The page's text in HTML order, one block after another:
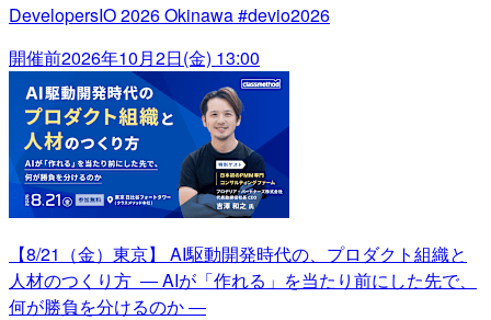
DevelopersIO 2026 Okinawa #devio2026
開催前2026年10月2日(金) 13:00
【8/21（金）東京】 AI駆動開発時代の、プロダクト組織と
人材のつくり方 ― AIが「作れる」を当たり前にした先で、
何が勝負を分けるのか ―